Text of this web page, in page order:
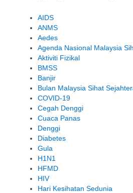
AIDS
ANMS
Aedes
Agenda Nasional Malaysia
Aktiviti Fizikal
BMSS
Banjir
Bulan Malaysia Sihat
COVID-19
Cegah Denggi
Cuaca Panas
Denggi
Diabetes
Gula
H1N1
HFMD
HIV
Hari Kesihatan Sedunia